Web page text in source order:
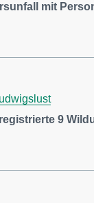
mit
9